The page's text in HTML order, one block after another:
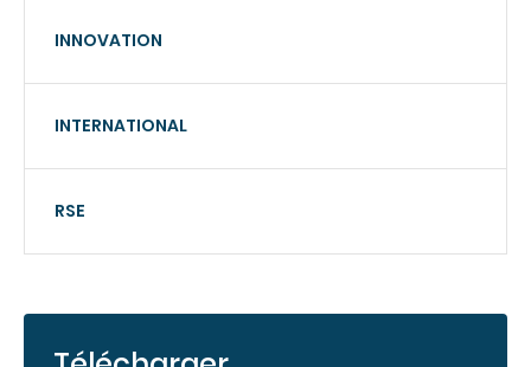
INNOVATION
INTERNATIONAL
RSE